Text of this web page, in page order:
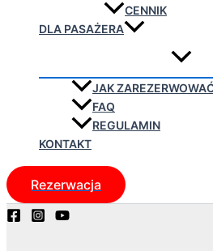
CENNIK
DLA PASAŻERA
JAK
FAQ
REGULAMIN
KONTAKT
Rezerwacja